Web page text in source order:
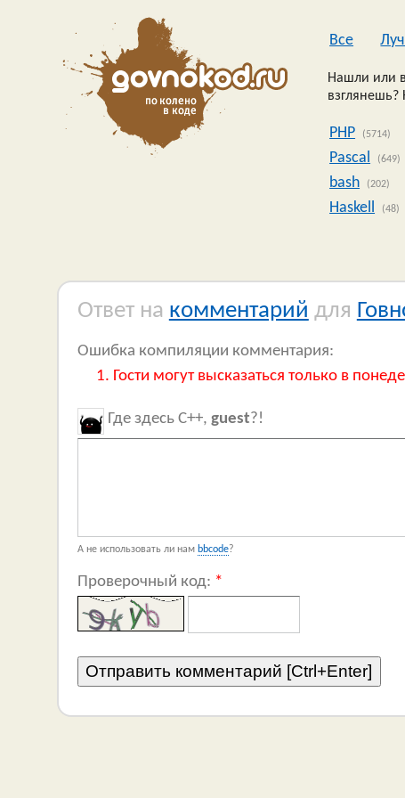
Все
Нашли или
взглянешь?
PHP (5714)
Pascal (649)
bash (202)
Haskell (48)
Ответ на комментарий для
Ошибка компиляции комментария:
Гости могут высказаться только в
Где здесь C++, guest?!
А не использовать ли нам bbcode?
Проверочный код: *